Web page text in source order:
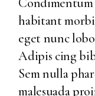
habitant
eget nunc
Adipis cing
Sem nulla
malesuada